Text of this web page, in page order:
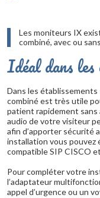
Les moniteurs IX
combiné, avec ou
Idéal dans les
Dans les établissements
combiné est très utile
patient rapidement sans
audio de votre visiteur
afin d’apporter sécurité
installation vous pouvez
compatible SIP CISCO
Pour compléter votre
l’adaptateur
appel d’urgence ou un